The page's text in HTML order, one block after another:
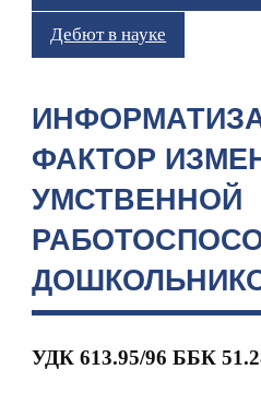
Дебют в науке
ФАКТОР
УМСТВЕННОЙ
УДК 613.95/96 ББК